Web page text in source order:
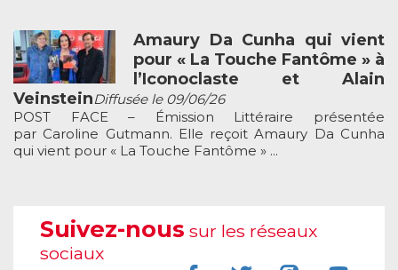
Amaury Da Cunha qui vient
pour « La Touche Fantôme » à
l’Iconoclaste et Alain
VeinsteinDiffusée le 09/06/26
POST FACE – Émission Littéraire présentée
par Caroline Gutmann. Elle reçoit Amaury Da Cunha
qui vient pour « La Touche Fantôme » ...
Suivez-nous sur les réseaux
sociaux